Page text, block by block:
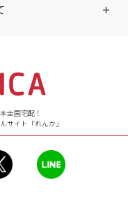
全国宅配！
サイト「れんか」